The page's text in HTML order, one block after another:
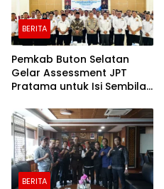
BERITA
Pemkab Buton Selatan
Gelar Assessment JPT
Pratama untuk Isi Sembilan
BERITA